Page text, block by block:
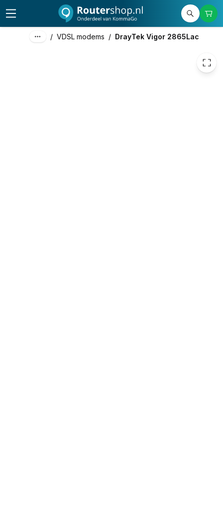
/ VDSL modems / DrayTek Vigor 2865Lac
483,00 excl. btw
584,43 incl. btw